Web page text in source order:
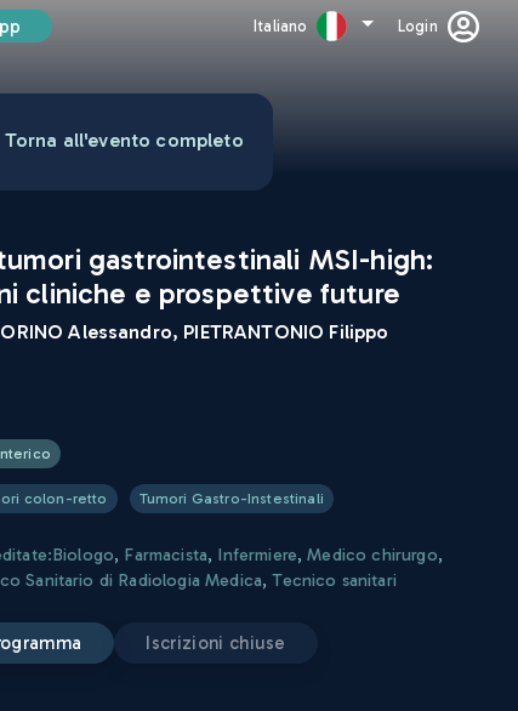
Italiano Login
Torna all'evento completo
gastrointestinali MSI-high:
cliniche e prospettive future
Alessandro, PIETRANTONIO Filippo
colon-retto Tumori Gastro-Instestinali
Biologo, Farmacista, Infermiere,Medico chirurgo,
Sanitario di Radiologia Medica,Tecnico sanitari
iscrizioni chiuse